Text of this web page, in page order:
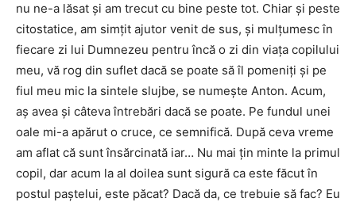
nu ne-a lăsat şi am trecut cu bine peste tot. Chiar şi peste
citostatice, am simţit ajutor venit de sus, şi mulţumesc în
fiecare zi lui Dumnezeu pentru încă o zi din viaţa copilului
meu, vă rog din suflet dacă se poate să îl pomeniţi şi pe
fiul meu mic la sintele slujbe, se numeşte Anton. Acum,
aş avea şi câteva întrebări dacă se poate. Pe fundul unei
oale mi-a apărut o cruce, ce semnifică. După ceva vreme
am aflat că sunt însărcinată iar… Nu mai ţin minte la primul
copil, dar acum la al doilea sunt sigură ca este făcut în
postul paştelui, este păcat? Dacă da, ce trebuie să fac? Eu